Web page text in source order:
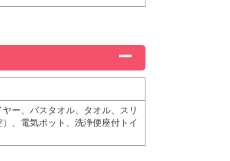
ー、バスタオル、タオル、スリ
、電気ポット、洗浄便座付トイ